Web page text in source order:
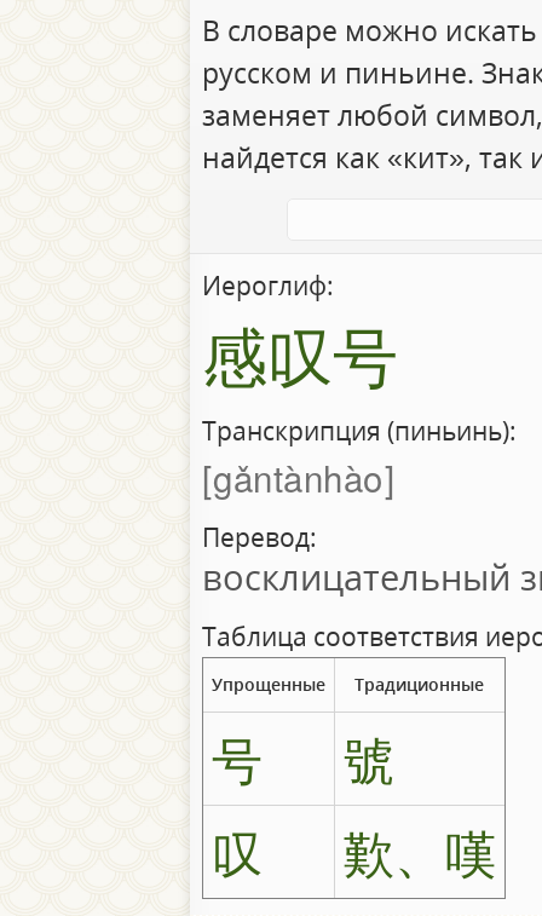
В словаре можно
русском и пиньине.
заменяет любой
найдется как «кит», так
Иероглиф:
感叹号
Транскрипция (пиньинь):
gǎntànhào
Перевод:
восклицательный
Таблица соответствия
Упрощенные Традиционные
号
號
叹
歎、嘆